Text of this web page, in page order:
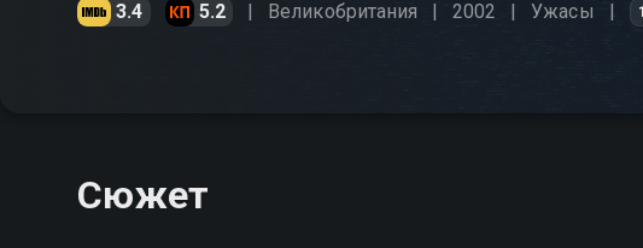
3.4 5.2 Великобритания 2002 Ужасы
Сюжет